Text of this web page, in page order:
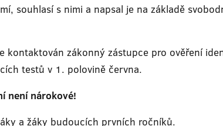
souhlasí s nimi a napsal je na základě
kontaktován zákonný zástupce pro ověření
testů v 1. polovině června.
není nárokové!
a žáky budoucích prvních ročníků.